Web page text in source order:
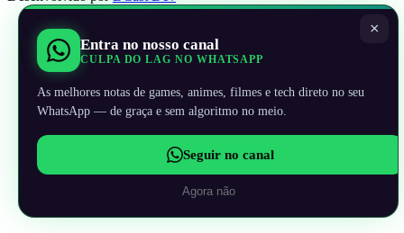
×
Entra no nosso canal
CULPA DO LAG NO WHATSAPP
As melhores notas de games, animes, filmes e tech direto no seu
WhatsApp — de graça e sem algoritmo no meio.
Seguir no canal
Agora não